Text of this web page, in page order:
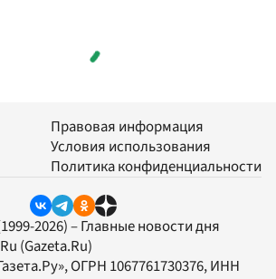
Правовая информация
Условия использования
Политика конфиденциальности
2026) – Главные новости дня
(Gazeta.Ru)
, ОГРН 1067761730376, ИНН